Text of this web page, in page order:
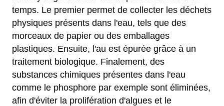
temps. Le premier permet de collecter les déchets
physiques présents dans l'eau, tels que des
morceaux de papier ou des emballages
plastiques. Ensuite, l'au est épurée grâce à un
traitement biologique. Finalement, des
substances chimiques présentes dans l'eau
comme le phosphore par exemple sont éliminées,
afin d'éviter la prolifération d'algues et le